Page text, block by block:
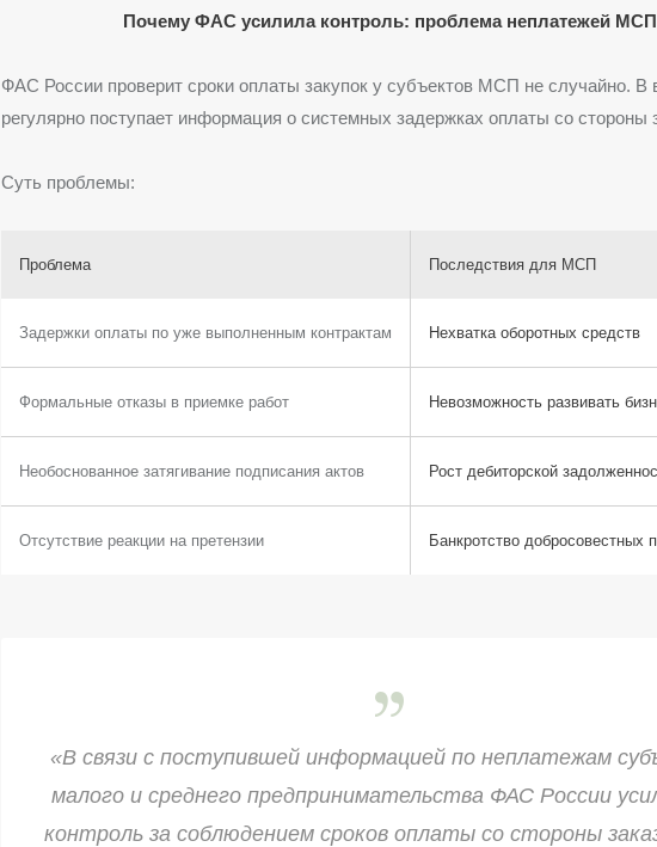
Почему ФАС усилила контроль: проблема неплатежей МСП
ФАС России проверит сроки оплаты закупок у субъектов МСП не случайно. В
регулярно поступает информация о системных задержках оплаты со стороны
Суть проблемы:
Проблема Последствия для МСП
Задержки оплаты по уже выполненным контрактам Нехватка оборотных средств
Формальные отказы в приемке работ Невозможность развивать
Необоснованное затягивание подписания актов Рост дебиторской
Отсутствие реакции на претензии Банкротство добросовестных
«В связи с поступившей информацией по неплатежам
малого и среднего предпринимательства ФАС России
контроль за соблюдением сроков оплаты со стороны